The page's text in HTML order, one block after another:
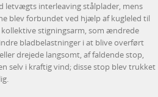
letvægts interleaving stålplader, mens
blev forbundet ved hjælp af kugleled til
stigningsarm, som ændrede
bladbelastninger i at blive overført
drejede langsomt, af faldende stop,
selv i kraftig vind; disse stop blev trukket